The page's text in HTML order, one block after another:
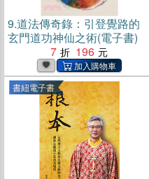
9.道法傳奇錄：引登覺路的
玄門道功神仙之術(電子書)
7
196
書紐電子書